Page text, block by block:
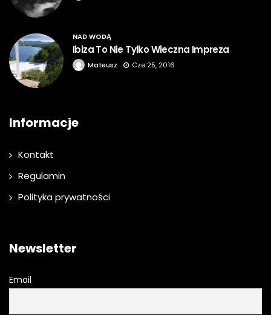
NAD WODĄ
Ibiza To Nie Tylko Wieczna Impreza
Mateusz Cze 25, 2016
Informacje
Kontakt
Regulamin
Polityka prywatności
Newsletter
Email